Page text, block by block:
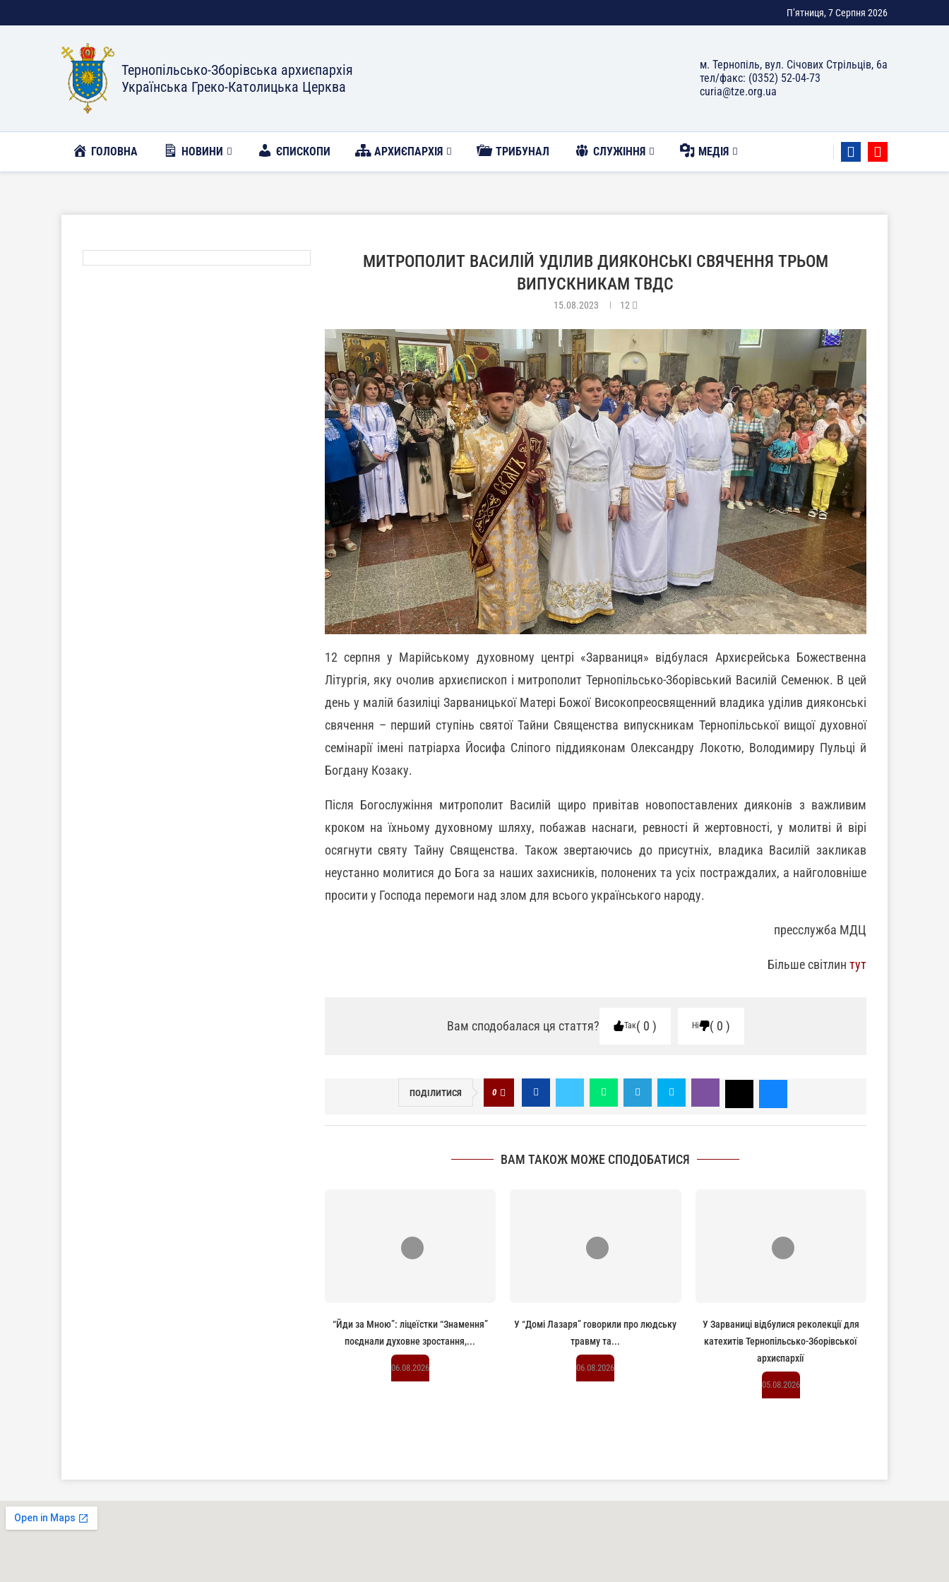
П’ятниця, 7 Серпня 2026
Тернопільсько-Зборівська архиєпархія
Українська Греко-Католицька Церква
м. Тернопіль, вул. Січових Стрільців, 6а
тел/факс: (0352) 52-04-73
curia@tze.org.ua
ГОЛОВНА НОВИНИ ЄПИСКОПИ АРХИЄПАРХІЯ ТРИБУНАЛ CЛУЖІННЯ МЕДІЯ
МИТРОПОЛИТ ВАСИЛІЙ УДІЛИВ ДИЯКОНСЬКІ СВЯЧЕННЯ ТРЬОМ
ВИПУСКНИКАМ ТВДС
15.08.2023 12
12 серпня у Марійському духовному центрі «Зарваниця» відбулася Архиєрейська Божественна
Літургія, яку очолив архиєпископ і митрополит Тернопільсько-Зборівський Василій Семенюк. В цей
день у малій базиліці Зарваницької Матері Божої Високопреосвященний владика уділив дияконські
свячення – перший ступінь святої Тайни Священства випускникам Тернопільської вищої духовної
семінарії імені патріарха Йосифа Сліпого піддияконам Олександру Локотю, Володимиру Пульці й
Богдану Козаку.
Після Богослужіння митрополит Василій щиро привітав новопоставлених дияконів з важливим
кроком на їхньому духовному шляху, побажав наснаги, ревності й жертовності, у молитві й вірі
осягнути святу Тайну Священства. Також звертаючись до присутніх, владика Василій закликав
неустанно молитися до Бога за наших захисників, полонених та усіх постраждалих, а найголовніше
просити у Господа перемоги над злом для всього українського народу.
пресслужба МДЦ
Більше світлин тут
Вам сподобалася ця стаття? Так 0 Ні 0
ПОДІЛИТИСЯ 0
ВАМ ТАКОЖ МОЖЕ СПОДОБАТИСЯ
“Йди за Мною”: ліцеїстки “Знамення”
поєднали духовне зростання,...
06.08.2026
У “Домі Лазаря” говорили про людську
травму та...
06.08.2026
У Зарваниці відбулися реколекції для
катехитів Тернопільсько-Зборівської
архиєпархії
05.08.2026